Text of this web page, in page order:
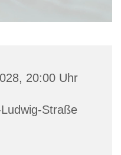
20:00 Uhr
Straße